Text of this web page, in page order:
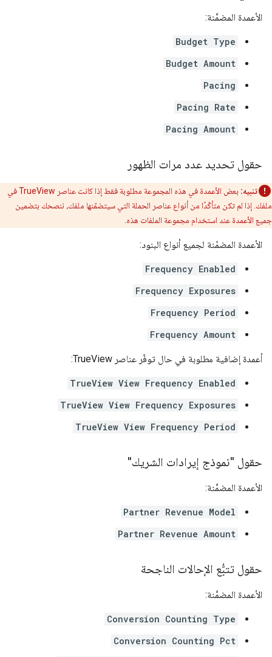
الأعمدة المضمَّنة:
Budget Type
Budget Amount
Pacing
Pacing Rate
Pacing Amount
حقول تحديد عدد مرات الظهور
تنبيه:
بعض الأعمدة في هذه المجموعة مطلوبة فقط إذا كانت عناصر TrueView في
ملفك. إذا لم تكن متأكّدًا من أنواع عناصر الحملة التي سيتضمّنها ملفك، ننصحك بتضمين
جميع الأعمدة عند استخدام مجموعة الملفات هذه.
الأعمدة المضمّنة لجميع أنواع البنود:
Frequency Enabled
Frequency Exposures
Frequency Period
Frequency Amount
أعمدة إضافية مطلوبة في حال توفّر عناصر TrueView:
TrueView View Frequency Enabled
TrueView View Frequency Exposures
TrueView View Frequency Period
حقول "نموذج إيرادات الشريك"
الأعمدة المضمَّنة:
Partner Revenue Model
Partner Revenue Amount
حقول تتبُّع الإحالات الناجحة
الأعمدة المضمَّنة:
Conversion Counting Type
Conversion Counting Pct